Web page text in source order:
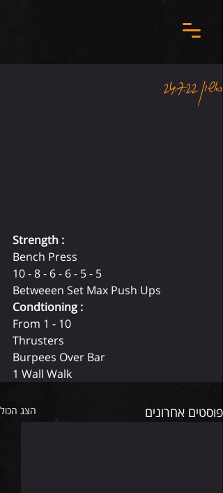
ראשון 24.7.22
Strength :
Bench Press
10 - 8 - 6 - 6 - 5 - 5
Betweeen Set Max Push Ups
Condtioning :
From 1 - 10
Thrusters
Burpees Over Bar
1 Wall Walk
פוסטים אחרונים הצג הכול